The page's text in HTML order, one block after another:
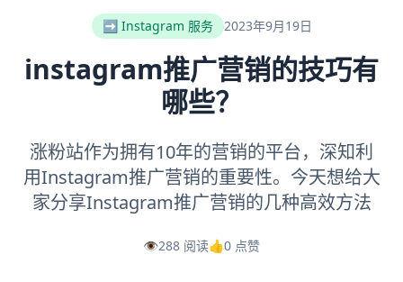
➡️ Instagram 服务 2023年9月19日
instagram推广营销的技巧有
哪些？
涨粉站作为拥有10年的营销的平台，深知利
用Instagram推广营销的重要性。今天想给大
家分享Instagram推广营销的几种高效方法
👁️288 阅读👍0 点赞